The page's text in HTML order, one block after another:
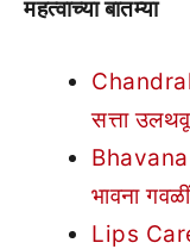
महत्वाच्या बातम्या
सत्ता
Bhavana
भावना
Lips